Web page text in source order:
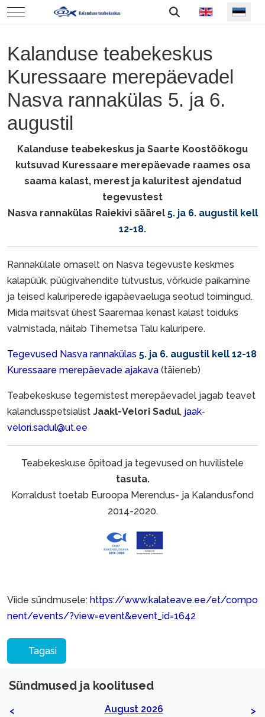
Mobile Menu Toggle Vali keel
Kalanduse teabekeskus
Kuressaare merepäevadel
Nasva rannakülas 5. ja 6.
augustil
Kalanduse teabekeskus ja Saarte Koostöökogu
kutsuvad Kuressaare merepäevade raames osa
saama kalast, merest ja kaluritest ajendatud
tegevustest
Nasva rannakülas Raiekivi säärel 5. ja 6. augustil kell
12-18.
Rannakülale omaselt on Nasva tegevuste keskmes
kalapüük, püügivahendite tutvustus, võrkude paikamine
ja teised kaluriperede igapäevaeluga seotud toimingud.
Mida maitsvat ühest Saaremaa kenast kalast toiduks
valmistada, näitab Tihemetsa Talu kaluripere.
Tegevused Nasva rannakülas 5. ja 6. augustil kell 12-18
Kuressaare merepäevade ajakava (täieneb)
Teabekeskuse tegemistest merepäevadel jagab teavet
kalandusspetsialist Jaakl-Velori Sadul, jaak-
velori.sadul@ut.ee
Teabekeskuse õpitoad ja tegevused on huvilistele
tasuta.
Korraldust toetab Euroopa Merendus- ja Kalandusfond
2014-2020.
Viide sündmusele: https://www.kalateave.ee/et/compo
nent/events/?view=event&event_id=1642
Tagasi
Sündmused ja koolitused
< August 2026 >